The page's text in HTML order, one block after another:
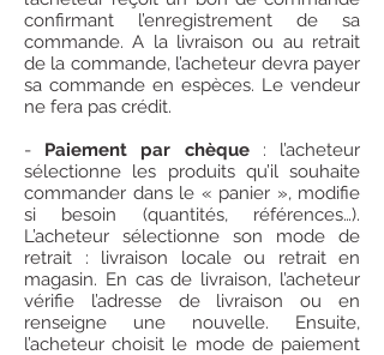
confirmant l’enregistrement de sa
commande. A la livraison ou au retrait
de la commande, l’acheteur devra payer
sa commande en espèces. Le vendeur
ne fera pas crédit.
- Paiement par chèque: l’acheteur
sélectionne les produits qu’il souhaite
commander dans le « panier », modifie
si besoin (quantités, références…).
L’acheteur sélectionne son mode de
retrait : livraison locale ou retrait en
magasin. En cas de livraison, l’acheteur
vérifie l’adresse de livraison ou en
renseigne une nouvelle. Ensuite,
l’acheteur choisit le mode de paiement